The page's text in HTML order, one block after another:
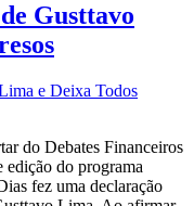
Gusttavo
do Debates Financeiros
edição do programa
fez uma declaração